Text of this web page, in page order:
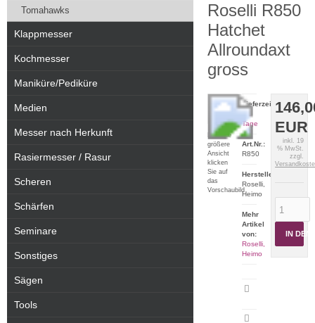
Roselli R850
Hatchet
Allroundaxt
gross
Für eine
größere
Ansicht
klicken
Sie auf
das
Vorschaubild
EUR
inkl. 19
% MwSt.
zzgl.
IN DEN
Lieferzeit:
2-5
Tage
Art.Nr.:
R850
Hersteller:
Roselli,
Heimo
Mehr
Artikel
von:
Roselli,
Heimo
Tomahawks
Klappmesser
Kochmesser
Maniküre/Pediküre
Medien
Messer nach Herkunft
Rasiermesser / Rasur
Scheren
Schärfen
Seminare
Sonstiges
Sägen
Tools